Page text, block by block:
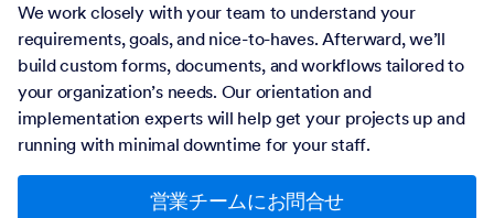
We work closely with your team to understand your
requirements, goals, and nice-to-haves. Afterward, we’ll
build custom forms, documents, and workflows tailored to
your organization’s needs. Our orientation and
implementation experts will help get your projects up and
running with minimal downtime for your staff.
営業チームにお問合せ